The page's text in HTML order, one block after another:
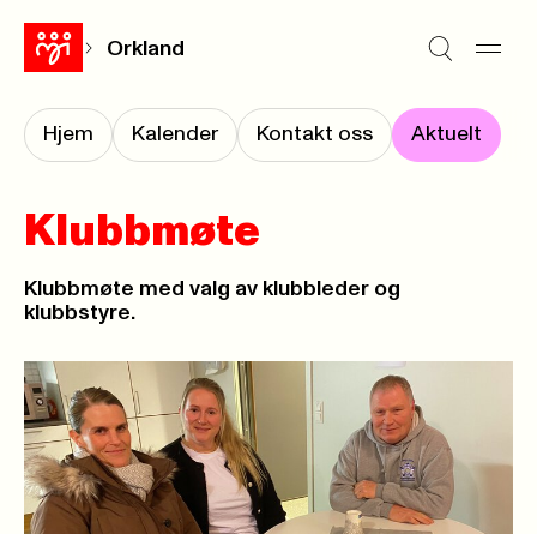
Orkland
Hjem Kalender Kontakt oss Aktuelt
Klubbmøte
Klubbmøte med valg av klubbleder og
klubbstyre.